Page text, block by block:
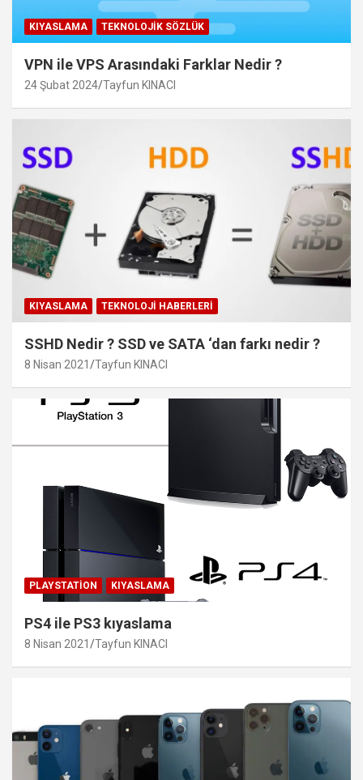
KIYASLAMA TEKNOLOJIK SÖZLÜK
VPN ile VPS Arasındaki Farklar Nedir ?
24 Şubat 2024 Tayfun KINACI
KIYASLAMA TEKNOLOJI HABERLERI
SSHD Nedir ? SSD ve SATA ‘dan farkı nedir ?
8 Nisan 2021 Tayfun KINACI
PLAYSTATION KIYASLAMA
PS4 ile PS3 kıyaslama
8 Nisan 2021 Tayfun KINACI